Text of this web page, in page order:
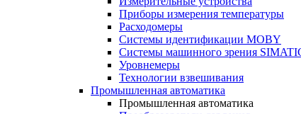
Приборы измерения температуры
Расходомеры
Системы идентификации MOBY
Системы машинного зрения
Уровнемеры
Технологии взвешивания
Промышленная автоматика
Промышленная автоматика